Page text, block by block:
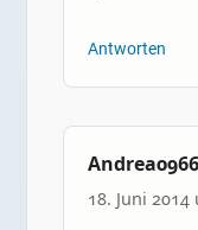
Antworten
Andrea0966
18. Juni 2014